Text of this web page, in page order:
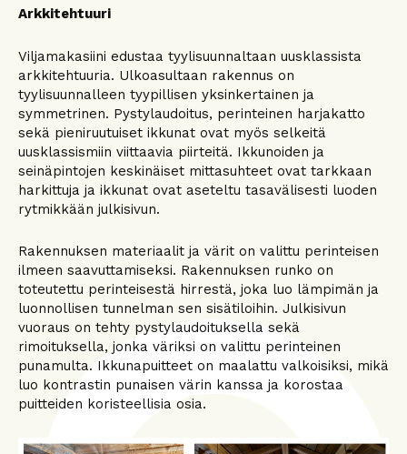
Arkkitehtuuri
Viljamakasiini edustaa tyylisuunnaltaan uusklassista
arkkitehtuuria. Ulkoasultaan rakennus on
tyylisuunnalleen tyypillisen yksinkertainen ja
symmetrinen. Pystylaudoitus, perinteinen harjakatto
sekä pieniruutuiset ikkunat ovat myös selkeitä
uusklassismiin viittaavia piirteitä. Ikkunoiden ja
seinäpintojen keskinäiset mittasuhteet ovat tarkkaan
harkittuja ja ikkunat ovat aseteltu tasavälisesti luoden
rytmikkään julkisivun.
Rakennuksen materiaalit ja värit on valittu perinteisen
ilmeen saavuttamiseksi. Rakennuksen runko on
toteutettu perinteisestä hirrestä, joka luo lämpimän ja
luonnollisen tunnelman sen sisätiloihin. Julkisivun
vuoraus on tehty pystylaudoituksella sekä
rimoituksella, jonka väriksi on valittu perinteinen
punamulta. Ikkunapuitteet on maalattu valkoisiksi, mikä
luo kontrastin punaisen värin kanssa ja korostaa
puitteiden koristeellisia osia.